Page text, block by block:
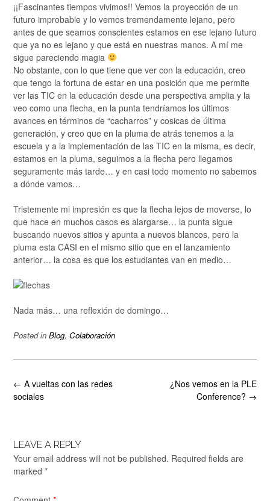
¡¡Fascinantes tiempos vivimos!! Vemos la proyección de un
futuro improbable y lo vemos tremendamente lejano, pero
antes de que seamos conscientes estamos en ese lejano futuro
que ya no es lejano y que está en nuestras manos. A mí me
sigue pareciendo magia
No obstante, con lo que tiene que ver con la educación, creo
que tengo la fortuna de estar en una posición que me permite
ver las TIC en la educación desde una perspectiva amplia y la
veo como una flecha, en la punta tendríamos los últimos
avances en términos de “cacharros” y cosicas de última
generación, y creo que en la pluma de atrás tenemos a la
escuela y a la implementación de las TIC en la misma, es decir,
estamos en la pluma, seguimos a la flecha pero llegamos
seguramente más tarde… y en casi todo momento no sabemos
a dónde vamos…
Tristemente mi impresión es que la flecha lejos de moverse, lo
que hace en muchos casos es alargarse… la punta sigue
buscando nuevos sitios y apunta a nuevos blancos, pero la
pluma esta CASI en el mismo sitio que en el lanzamiento
anterior… la cosa es que los estudiantes van en medio…
Nada más… una reflexión de domingo…
Posted in Blog, Colaboración
Post
navigation
¿Nos vemos en la PLE
Conference? →
← A vueltas con las redes
sociales
LEAVE A REPLY
Your email address will not be published. Required fields are
marked *